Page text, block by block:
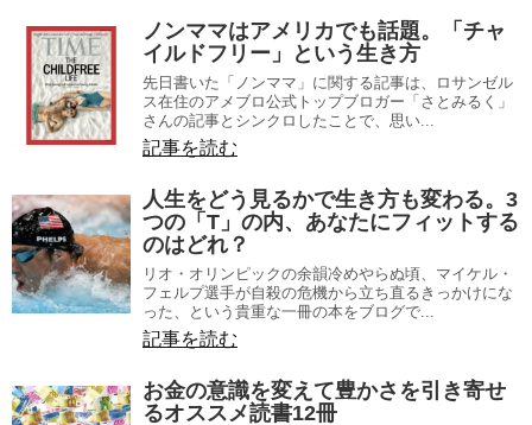
ノンママはアメリカでも話題。「チャ
イルドフリー」という生き方
先日書いた「ノンママ」に関する記事は、ロサンゼル
ス在住のアメブロ公式トップブロガー「さとみるく」
さんの記事とシンクロしたことで、思い...
記事を読む
人生をどう見るかで生き方も変わる。3
つの「T」の内、あなたにフィットする
のはどれ？
リオ・オリンピックの余韻冷めやらぬ頃、マイケル・
フェルプ選手が自殺の危機から立ち直るきっかけにな
った、という貴重な一冊の本をブログで...
記事を読む
お金の意識を変えて豊かさを引き寄せ
るオススメ読書12冊